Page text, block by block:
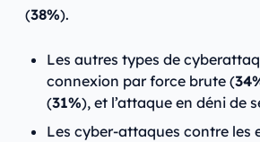
(38%).
Les autres types de
connexion par force brute (
(31%), et l’attaque en déni de
Les cyber-attaques contre les